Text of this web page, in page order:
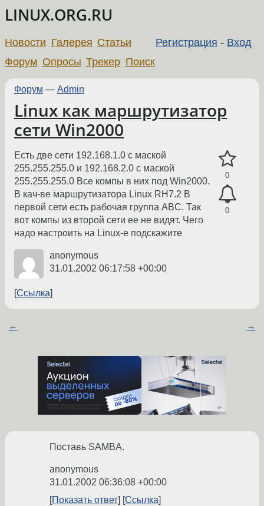
LINUX.ORG.RU
Регистрация - Вход
Новости Галерея Статьи
Форум Опросы Трекер Поиск
Форум — Admin
Linux как маршрутизатор
сети Win2000
0
0
Есть две сети 192.168.1.0 с маской
255.255.255.0 и 192.168.2.0 с маской
255.255.255.0 Все компы в них под Win2000.
В кач-ве маршрутизатора Linux RH7.2 В
первой сети есть рабочая группа ABC. Так
вот компы из второй сети ее не видят. Чего
надо настроить на Linux-e подскажите
anonymous
31.01.2002 06:17:58 +00:00
Ссылка
← →
Поставь SAMBA.
anonymous
31.01.2002 06:36:08 +00:00
Показать ответ
Ссылка